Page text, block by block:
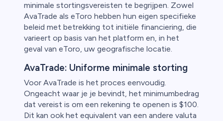
minimale stortingsvereisten te begrijpen. Zowel
AvaTrade als eToro hebben hun eigen specifieke
beleid met betrekking tot initiële financiering, die
varieert op basis van het platform en, in het
geval van eToro, uw geografische locatie.
AvaTrade: Uniforme minimale storting
Voor AvaTrade is het proces eenvoudig.
Ongeacht waar je je bevindt, het minimumbedrag
dat vereist is om een rekening te openen is $100.
Dit kan ook het equivalent van een andere valuta